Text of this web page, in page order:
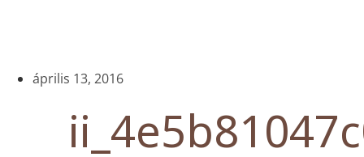
április 13, 2016